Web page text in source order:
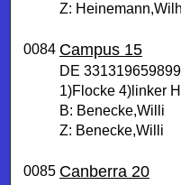
Z:
0084 Campus 15
DE
1)Flocke 4)linker
B: Benecke,Willi
Z: Benecke,Willi
0085 Canberra 20